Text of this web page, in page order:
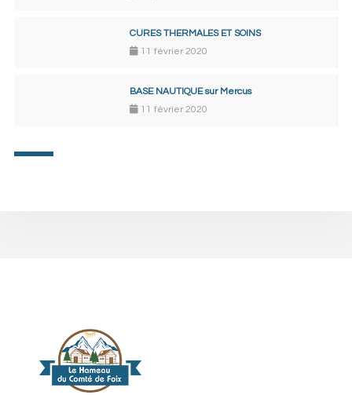
CURES THERMALES ET SOINS
11 février 2020
BASE NAUTIQUE sur Mercus
11 février 2020